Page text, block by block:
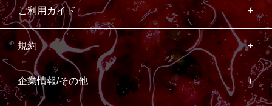
ご利用ガイド
規約
企業情報/その他